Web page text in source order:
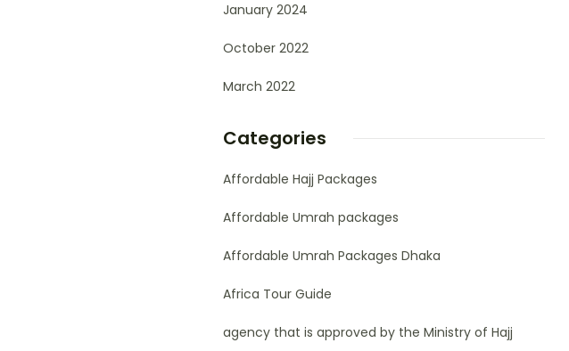
January 2024
October 2022
March 2022
Categories
Affordable Hajj Packages
Affordable Umrah packages
Affordable Umrah Packages Dhaka
Africa Tour Guide
agency that is approved by the Ministry of Hajj